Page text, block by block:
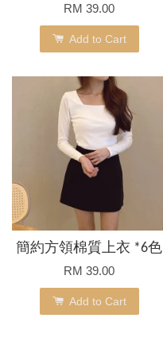
RM 39.00
Add to Cart
簡約方領棉質上衣 *6色
RM 39.00
Add to Cart